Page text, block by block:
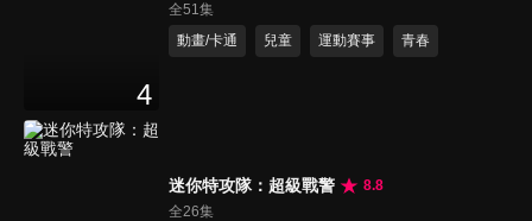
4
全51集
動畫/卡通
兒童 運動賽事 青春
迷你特攻隊：超級戰警
8.8
全26集